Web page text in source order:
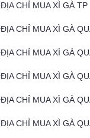
ĐỊA CHỈ MUA XÌ GÀ
ĐỊA CHỈ MUA XÌ GÀ
ĐỊA CHỈ MUA XÌ GÀ
ĐỊA CHỈ MUA XÌ GÀ
ĐỊA CHỈ MUA XÌ GÀ
ĐỊA CHỈ MUA XÌ GÀ